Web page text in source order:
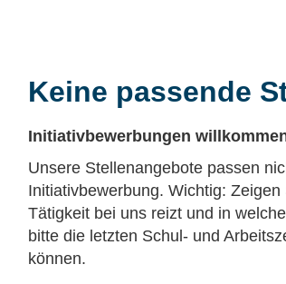
Keine passende
Initiativbewerbungen
Unsere Stellenangebote passen
Initiativbewerbung. Wichtig:
Tätigkeit bei uns reizt und in
bitte die letzten Schul- und
können.